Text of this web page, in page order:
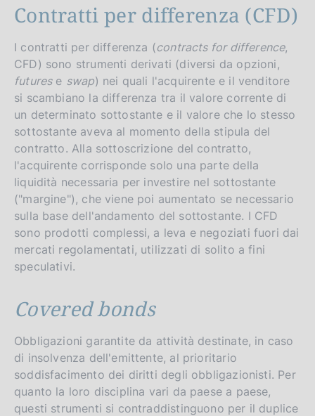
Contratti per differenza (CFD)
I contratti per differenza (contracts for difference,
CFD) sono strumenti derivati (diversi da opzioni,
futurese swap) nei quali l'acquirente e il venditore
si scambiano la differenza tra il valore corrente di
un determinato sottostante e il valore che lo stesso
sottostante aveva al momento della stipula del
contratto. Alla sottoscrizione del contratto,
l'acquirente corrisponde solo una parte della
liquidità necessaria per investire nel sottostante
("margine"), che viene poi aumentato se necessario
sulla base dell'andamento del sottostante. I CFD
sono prodotti complessi, a leva e negoziati fuori dai
mercati regolamentati, utilizzati di solito a fini
speculativi.
Covered bonds
Obbligazioni garantite da attività destinate, in caso
di insolvenza dell'emittente, al prioritario
soddisfacimento dei diritti degli obbligazionisti. Per
quanto la loro disciplina vari da paese a paese,
questi strumenti si contraddistinguono per il duplice